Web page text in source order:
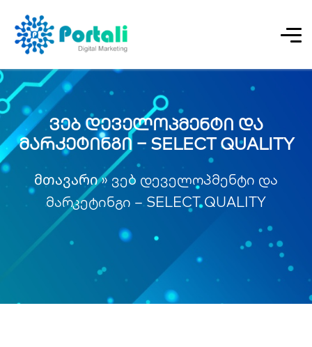
ვებ დეველოპმენტი და
მარკეტინგი – SELECT QUALITY
მთავარი»ვებ დეველოპმენტი და
მარკეტინგი – SELECT QUALITY